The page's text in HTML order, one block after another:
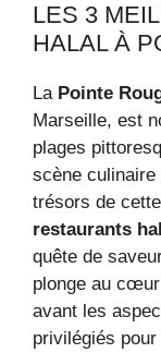
LES 3
HALAL À
La Pointe
Marseille, est
plages
scène
trésors de
restaurants
quête de
plonge au
avant les
privilégiés